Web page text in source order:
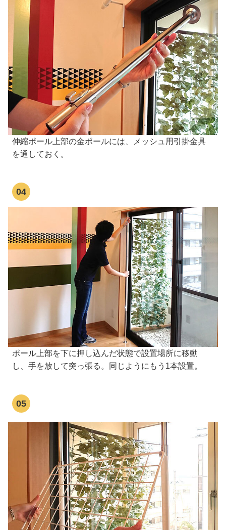
伸縮ポール上部の金ポールには、メッシュ用引掛金具
を通しておく。
04
ポール上部を下に押し込んだ状態で設置場所に移動
し、手を放して突っ張る。同じようにもう1本設置。
05